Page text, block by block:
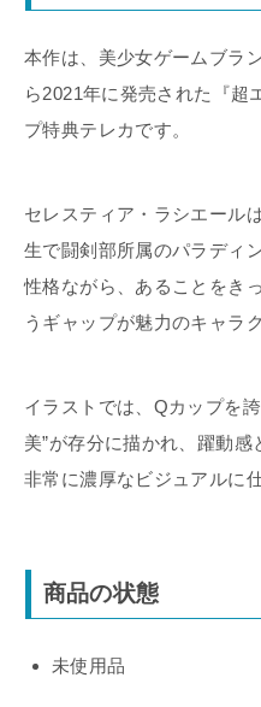
本作は、美少女ゲームブラ
ら2021年に発売された『超
プ特典テレカです。
セレスティア・ラシエール
生で闘剣部所属のパラディ
性格ながら、あることをき
うギャップが魅力のキャラ
イラストでは、Qカップを
美”が存分に描かれ、躍動
非常に濃厚なビジュアルに
商品の状態
未使用品